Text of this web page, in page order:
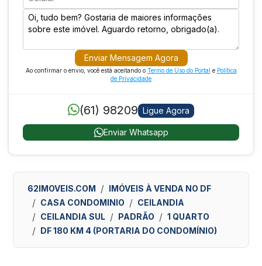
Enviar Mensagem Agora
Ao confirmar o envio, você está aceitando o Termo de Uso do Portal e Política
de Privacidade
(61) 98209 Ligue Agora
Enviar Whatsapp
62IMOVEIS.COM
IMÓVEIS À VENDA NO DF
CASA CONDOMINIO
CEILANDIA
CEILANDIA SUL
PADRÃO
1 QUARTO
DF 180 KM 4 (PORTARIA DO CONDOMÍNIO)